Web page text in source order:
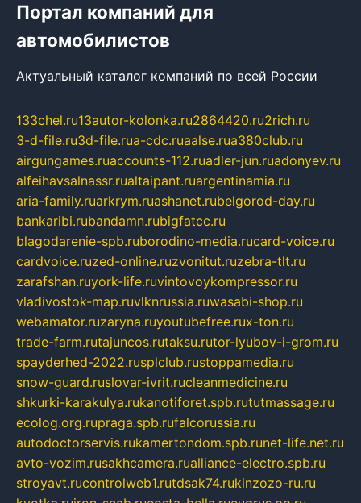
Портал компаний для
автомобилистов
Актуальный каталог компаний по всей России
133chel.ru13autor-kolonka.ru2864420.ru2rich.ru
3-d-file.ru3d-file.rua-cdc.ruaalse.rua380club.ru
airgungames.ruaccounts-112.ruadler-jun.ruadonyev.ru
alfeihavsalnassr.rualtaipant.ruargentinamia.ru
aria-family.ruarkrym.ruashanet.rubelgorod-day.ru
bankaribi.rubandamn.rubigfatcc.ru
blagodarenie-spb.ruborodino-media.rucard-voice.ru
cardvoice.ruzed-online.ruzvonitut.ruzebra-tlt.ru
zarafshan.ruyork-life.ruvintovoykompressor.ru
vladivostok-map.ruvlknrussia.ruwasabi-shop.ru
webamator.ruzaryna.ruyoutubefree.rux-ton.ru
trade-farm.rutajuncos.rutaksu.rutor-lyubov-i-grom.ru
spayderhed-2022.rusplclub.rustoppamedia.ru
snow-guard.ruslovar-ivrit.rucleanmedicine.ru
shkurki-karakulya.rukanotiforet.spb.rututmassage.ru
ecolog.org.rupraga.spb.rufalcorussia.ru
autodoctorservis.rukamertondom.spb.runet-life.net.ru
avto-vozim.rusakhcamera.rualliance-electro.spb.ru
stroyavt.rucontrolweb1.rutdsak74.rukinzozo-ru.ru